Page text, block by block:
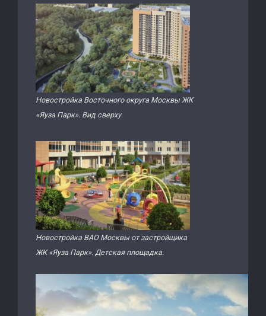
Новостройка Восточного округа Москвы ЖК
«Яуза Парк». Вид сверху.
Новостройка ВАО Москвы от застройщика
ЖК «Яуза Парк». Детская площадка.